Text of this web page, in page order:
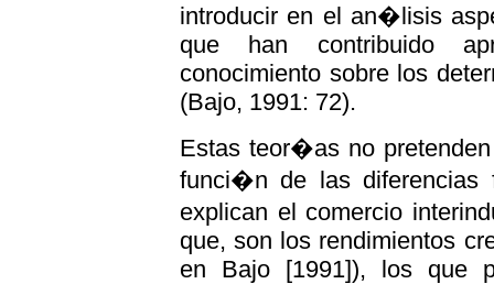
introducir en el an�lisis
que han contribuido
conocimiento sobre los
(Bajo, 1991: 72).
Estas teor�as no
funci�n de las diferencias
explican el comercio
que, son los rendimientos
en Bajo [1991]), los que